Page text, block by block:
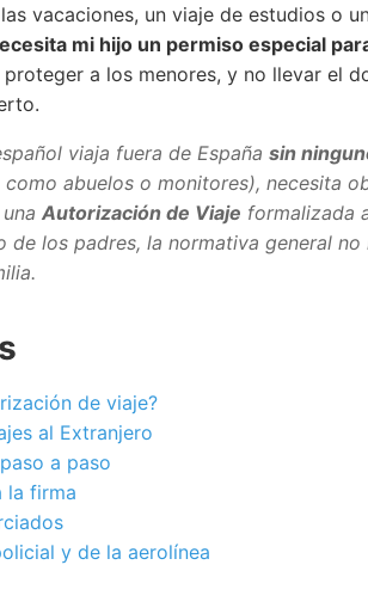
vacaciones, un viaje de estudios o
mi hijo un permiso especial
a los menores, y no llevar el
viaja fuera de España sin
abuelos o monitores), necesita
Autorización de Viaje formalizada
de los padres, la normativa general
de viaje?
al Extranjero
a paso
la firma
y de la aerolínea